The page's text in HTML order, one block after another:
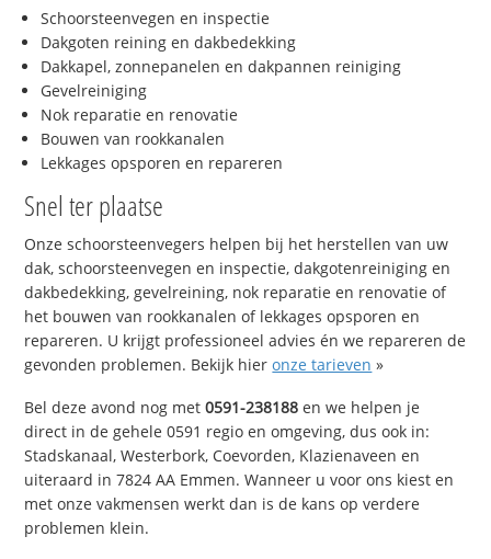
Schoorsteenvegen en inspectie
Dakgoten reining en dakbedekking
Dakkapel, zonnepanelen en dakpannen reiniging
Gevelreiniging
Nok reparatie en renovatie
Bouwen van rookkanalen
Lekkages opsporen en repareren
Snel ter plaatse
Onze schoorsteenvegers helpen bij het herstellen van uw
dak, schoorsteenvegen en inspectie, dakgotenreiniging en
dakbedekking, gevelreining, nok reparatie en renovatie of
het bouwen van rookkanalen of lekkages opsporen en
repareren. U krijgt professioneel advies én we repareren de
gevonden problemen. Bekijk hieronze tarieven »
Bel deze avond nog met0591-238188 en we helpen je
direct in de gehele 0591 regio en omgeving, dus ook in:
Stadskanaal, Westerbork, Coevorden, Klazienaveen en
uiteraard in 7824 AA Emmen. Wanneer u voor ons kiest en
met onze vakmensen werkt dan is de kans op verdere
problemen klein.